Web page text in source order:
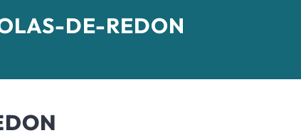
DE-REDON